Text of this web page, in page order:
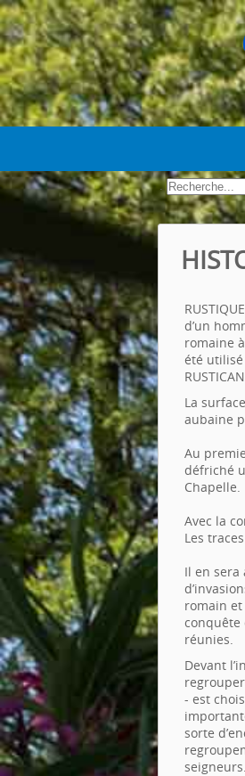
.
d’un
romaine
été utilisé
La
aubaine
Au
défriché
Chapelle.
Avec la
Les
Il en sera
romain
conquête
réunies.
Devant
- est
sorte
seigneurs.
Year Month